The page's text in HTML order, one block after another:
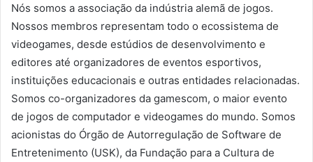
Nós somos a associação da indústria alemã de jogos.
Nossos membros representam todo o ecossistema de
videogames, desde estúdios de desenvolvimento e
editores até organizadores de eventos esportivos,
instituições educacionais e outras entidades relacionadas.
Somos co-organizadores da gamescom, o maior evento
de jogos de computador e videogames do mundo. Somos
acionistas do Órgão de Autorregulação de Software de
Entretenimento (USK), da Fundação para a Cultura de